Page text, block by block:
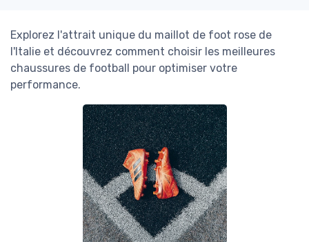
Explorez l'attrait unique du maillot de foot rose de
l'Italie et découvrez comment choisir les meilleures
chaussures de football pour optimiser votre
performance.